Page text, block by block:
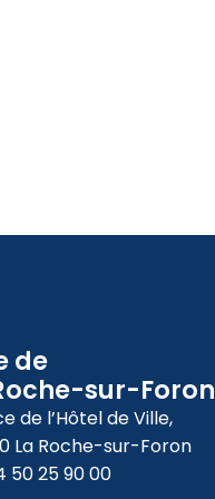
de
sur-Foron
de l’Hôtel de Ville,
La Roche-sur-Foron
50 25 90 00